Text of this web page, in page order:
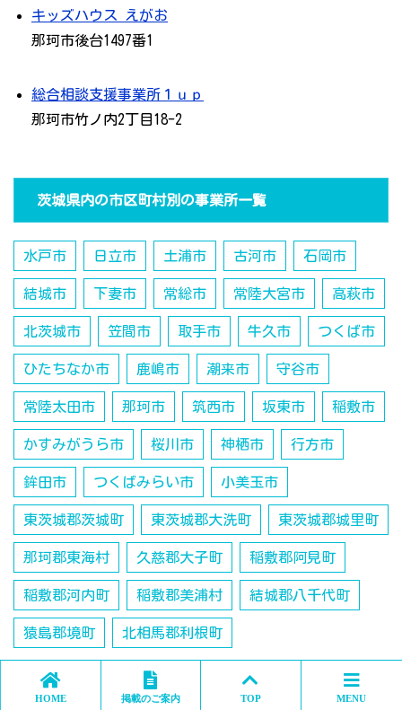
キッズハウス えがお
那珂市後台1497番1
総合相談支援事業所１ｕｐ
那珂市竹ノ内2丁目18-2
茨城県内の市区町村別の事業所一覧
水戸市 日立市 土浦市 古河市 石岡市
結城市 下妻市 常総市 常陸大宮市 高萩市
北茨城市 笠間市 取手市 牛久市 つくば市
ひたちなか市 鹿嶋市 潮来市 守谷市
常陸太田市 那珂市 筑西市 坂東市 稲敷市
かすみがうら市 桜川市 神栖市 行方市
鉾田市 つくばみらい市 小美玉市
東茨城郡茨城町 東茨城郡大洗町 東茨城郡城里町
那珂郡東海村 久慈郡大子町 稲敷郡阿見町
稲敷郡河内町 稲敷郡美浦村 結城郡八千代町
猿島郡境町 北相馬郡利根町
HOME 掲載のご案内 TOP MENU